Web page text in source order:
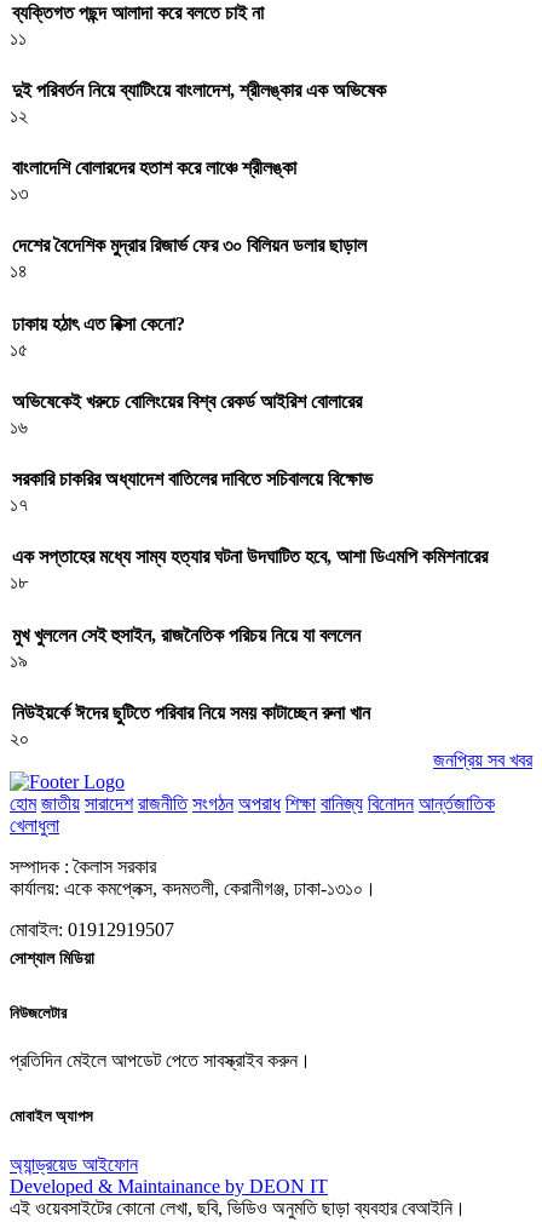
ব্যক্তিগত পছন্দ আলাদা করে বলতে চাই না
১১
দুই পরিবর্তন নিয়ে ব্যাটিংয়ে বাংলাদেশ, শ্রীলঙ্কার এক অভিষেক
১২
বাংলাদেশি বোলারদের হতাশ করে লাঞ্চে শ্রীলঙ্কা
১৩
দেশের বৈদেশিক মুদ্রার রিজার্ভ ফের ৩০ বিলিয়ন ডলার ছাড়াল
১৪
ঢাকায় হঠাৎ এত রিক্সা কেনো?
১৫
অভিষেকেই খরুচে বোলিংয়ের বিশ্ব রেকর্ড আইরিশ বোলারের
১৬
সরকারি চাকরির অধ্যাদেশ বাতিলের দাবিতে সচিবালয়ে বিক্ষোভ
১৭
এক সপ্তাহের মধ্যে সাম্য হত্যার ঘটনা উদঘাটিত হবে, আশা ডিএমপি কমিশনারের
১৮
মুখ খুললেন সেই হুসাইন, রাজনৈতিক পরিচয় নিয়ে যা বললেন
১৯
নিউইয়র্কে ঈদের ছুটিতে পরিবার নিয়ে সময় কাটাচ্ছেন রুনা খান
২০
জনপ্রিয় সব খবর
হোম জাতীয় সারাদেশ রাজনীতি সংগঠন অপরাধ শিক্ষা বানিজ্য বিনোদন আর্ন্তজাতিক
খেলাধুলা
সম্পাদক : কৈলাস সরকার
কার্যালয়: একে কমপ্লেক্স, কদমতলী, কেরানীগঞ্জ, ঢাকা-১৩১০।
মোবাইল: 01912919507
সোশ্যাল মিডিয়া
নিউজলেটার
প্রতিদিন মেইলে আপডেট পেতে সাবস্ক্রাইব করুন।
মোবাইল অ্যাপস
অ্যান্ড্রয়েড আইফোন
Developed & Maintainance by DEON IT
এই ওয়েবসাইটের কোনো লেখা, ছবি, ভিডিও অনুমতি ছাড়া ব্যবহার বেআইনি।